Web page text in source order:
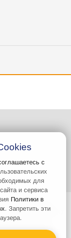
и не является
статьи 437
и
доставки может
с
для
и сервиса
Политики в
. Запретить эти